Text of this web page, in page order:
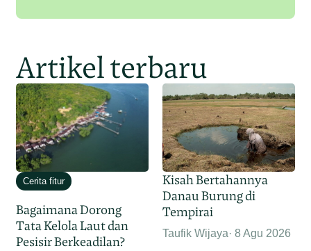
Artikel terbaru
Cerita fitur
Bagaimana Dorong
Tata Kelola Laut dan
Pesisir Berkeadilan?
Kisah Bertahannya
Danau Burung di
Tempirai
Taufik Wijaya 8 Agu 2026